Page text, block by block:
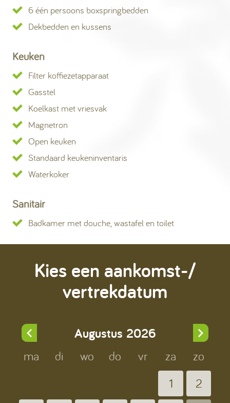
6 één persoons boxspringbedden
Dekbedden en kussens
Keuken
Filter koffiezetapparaat
Gasstel
Koelkast met vriesvak
Magnetron
Open keuken
Standaard keukeninventaris
Waterkoker
Sanitair
Badkamer met douche, wastafel en toilet
Kies een aankomst-/
vertrekdatum
Augustus 2026
ma di wo do vr za
zo
1
2